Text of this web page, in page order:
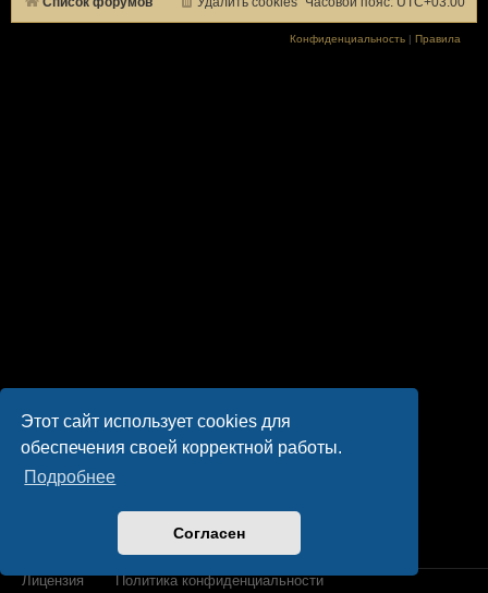
Этот сайт использует cookies для
обеспечения своей корректной работы.
Подробнее
Согласен
Конфиденциальность | Правила
Лицензия Политика конфиденциальности